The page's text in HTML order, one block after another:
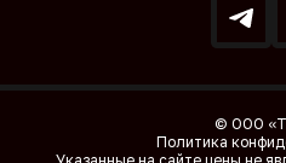
© ООО
Политика